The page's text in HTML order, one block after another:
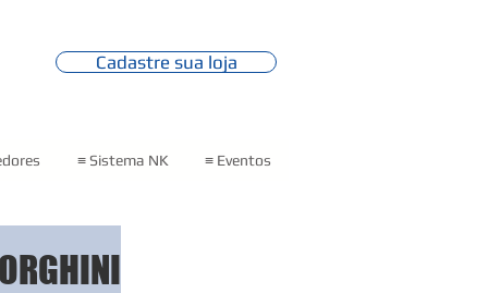
Cadastre sua loja
≡ Sistema NK ≡ Eventos